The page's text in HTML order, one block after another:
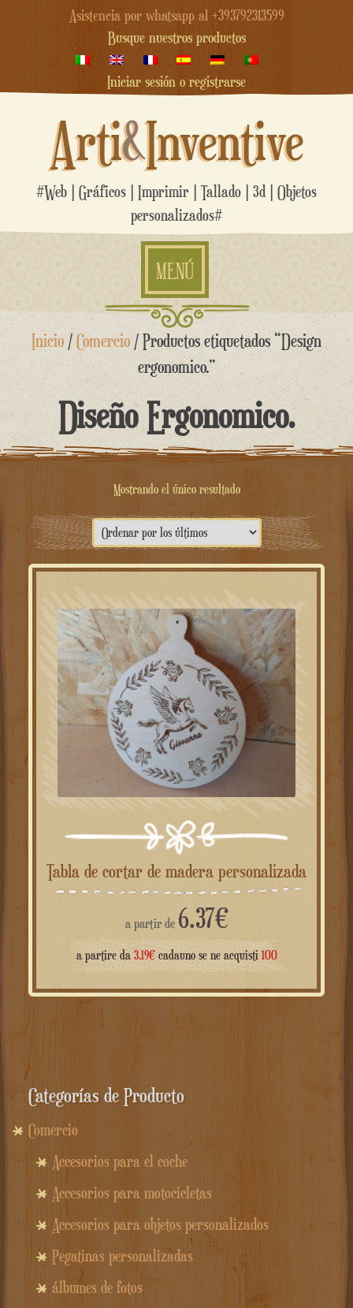
Asistencia por whatsapp al +393792313599
Busque nuestros productos
Iniciar sesión o registrarse
Arti&Inventive
#Web | Gráficos | Imprimir | Tallado | 3d | Objetos
personalizados#
MENÚ
saltar
Inicio /Comercio / Productos etiquetados “Design
ergonomico.”
Diseño Ergonomico.
Mostrando el único resultado
Tabla de cortar de madera personalizada
a partir de 6.37€
a partire da 3.19€cadauno se ne acquisti 100
Categorías de Producto
Comercio
Accesorios para el coche
Accesorios para motocicletas
Accesorios para objetos personalizados
Pegatinas personalizadas
álbumes de fotos